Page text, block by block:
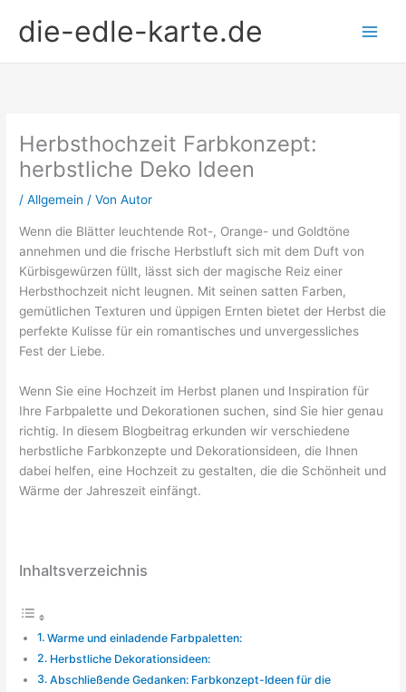
Inhaltdie-edle-karte.de
Herbsthochzeit Farbkonzept:
herbstliche Deko Ideen
/Allgemein / VonAutor
Wenn die Blätter leuchtende Rot-, Orange- und Goldtöne
annehmen und die frische Herbstluft sich mit dem Duft von
Kürbisgewürzen füllt, lässt sich der magische Reiz einer
Herbsthochzeit nicht leugnen. Mit seinen satten Farben,
gemütlichen Texturen und üppigen Ernten bietet der Herbst die
perfekte Kulisse für ein romantisches und unvergessliches
Fest der Liebe.
Wenn Sie eine Hochzeit im Herbst planen und Inspiration für
Ihre Farbpalette und Dekorationen suchen, sind Sie hier genau
richtig. In diesem Blogbeitrag erkunden wir verschiedene
herbstliche Farbkonzepte und Dekorationsideen, die Ihnen
dabei helfen, eine Hochzeit zu gestalten, die die Schönheit und
Wärme der Jahreszeit einfängt.
Inhaltsverzeichnis
Warme und einladende Farbpaletten:
Herbstliche Dekorationsideen:
Abschließende Gedanken: Farbkonzept-Ideen für die